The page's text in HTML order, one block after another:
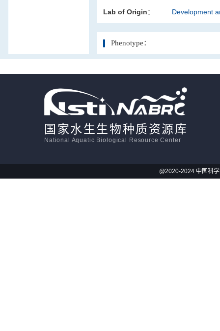
Lab of Origin： Development
Phenotype：
国家水生生物种质资源库
National Aquatic Biological Resource Center
@2020-2024 中国科